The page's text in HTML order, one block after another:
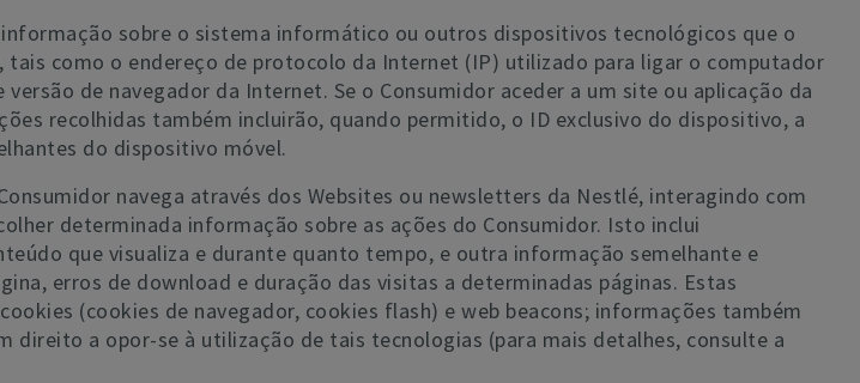
informação sobre o sistema informático ou outros dispositivos tecnológicos que o
tais como o endereço de protocolo da Internet (IP) utilizado para ligar o computador
de navegador da Internet. Se o Consumidor aceder a um site ou aplicação da
recolhidas também incluirão, quando permitido, o ID exclusivo do dispositivo, a
do dispositivo móvel.
navega através dos Websites ou newsletters da Nestlé, interagindo com
determinada informação sobre as ações do Consumidor. Isto inclui
que visualiza e durante quanto tempo, e outra informação semelhante e
erros de download e duração das visitas a determinadas páginas. Estas
(cookies de navegador, cookies flash) e web beacons; informações também
a opor-se à utilização de tais tecnologias (para mais detalhes, consulte a